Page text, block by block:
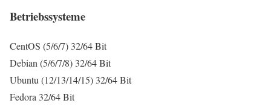
Betriebssysteme
CentOS (5/6/7) 32/64 Bit
Debian (5/6/7/8) 32/64 Bit
Ubuntu (12/13/14/15) 32/64 Bit
Fedora 32/64 Bit